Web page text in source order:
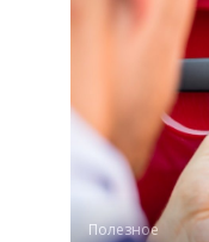
Полезное